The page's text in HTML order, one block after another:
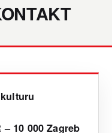
– 10 000 Zagreb